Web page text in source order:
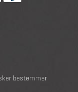
bestemmer